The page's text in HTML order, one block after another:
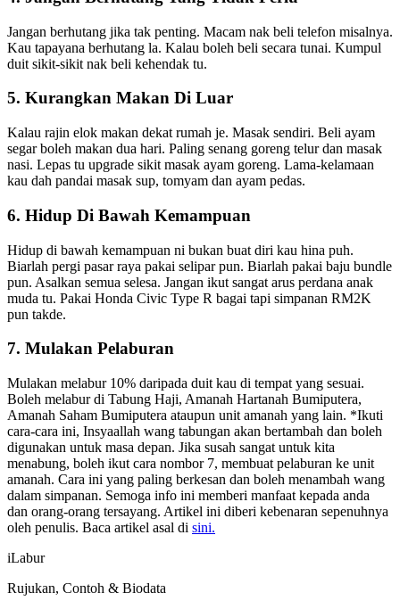
Jangan berhutang jika tak penting. Macam nak beli telefon misalnya.
Kau tapayana berhutang la. Kalau boleh beli secara tunai. Kumpul
duit sikit-sikit nak beli kehendak tu.
5. Kurangkan Makan Di Luar
Kalau rajin elok makan dekat rumah je. Masak sendiri. Beli ayam
segar boleh makan dua hari. Paling senang goreng telur dan masak
nasi. Lepas tu upgrade sikit masak ayam goreng. Lama-kelamaan
kau dah pandai masak sup, tomyam dan ayam pedas.
6. Hidup Di Bawah Kemampuan
Hidup di bawah kemampuan ni bukan buat diri kau hina puh.
Biarlah pergi pasar raya pakai selipar pun. Biarlah pakai baju bundle
pun. Asalkan semua selesa. Jangan ikut sangat arus perdana anak
muda tu. Pakai Honda Civic Type R bagai tapi simpanan RM2K
pun takde.
7. Mulakan Pelaburan
Mulakan melabur 10% daripada duit kau di tempat yang sesuai.
Boleh melabur di Tabung Haji, Amanah Hartanah Bumiputera,
Amanah Saham Bumiputera ataupun unit amanah yang lain. *Ikuti
cara-cara ini, Insyaallah wang tabungan akan bertambah dan boleh
digunakan untuk masa depan. Jika susah sangat untuk kita
menabung, boleh ikut cara nombor 7, membuat pelaburan ke unit
amanah. Cara ini yang paling berkesan dan boleh menambah wang
dalam simpanan. Semoga info ini memberi manfaat kepada anda
dan orang-orang tersayang. Artikel ini diberi kebenaran sepenuhnya
oleh penulis. Baca artikel asal di sini.
iLabur
Rujukan, Contoh & Biodata